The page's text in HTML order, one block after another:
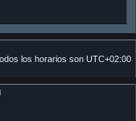
los horarios son UTC+02:00